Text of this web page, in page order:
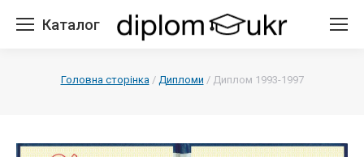
Каталог
Головна сторінка/ Дипломи / Диплом 1993-1997